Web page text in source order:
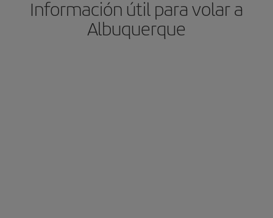
Información útil para volar a
Albuquerque